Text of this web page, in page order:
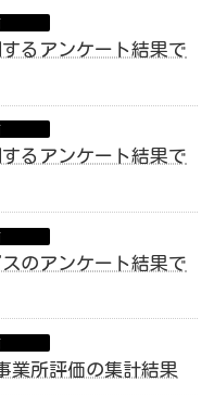
るアンケート結果で
るアンケート結果で
のアンケート結果で
所評価の集計結果